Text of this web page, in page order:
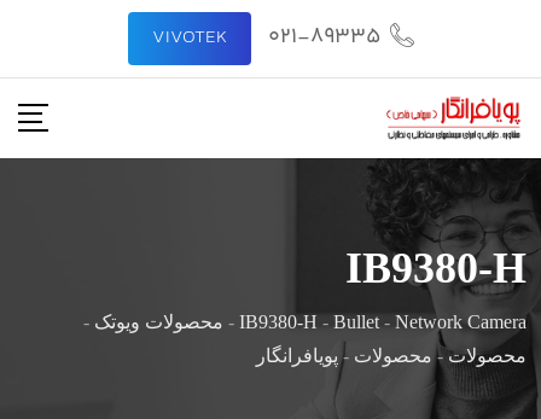
021-89335
VIVOTEK
IB9380-H
IB9380-H - Bullet - Network Camera
- محصولات ویوتک -
محصولات - محصولات - پویافرانگار